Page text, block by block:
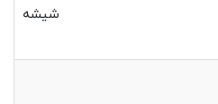
شیشه
نور